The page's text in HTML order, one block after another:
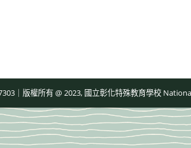
｜版權所有 @ 2023, 國立彰化特殊教育學校